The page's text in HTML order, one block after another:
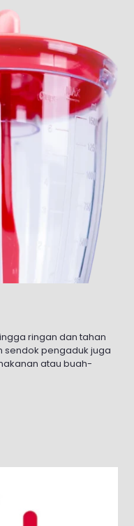
ringan dan tahan
sendok pengaduk juga
atau buah-